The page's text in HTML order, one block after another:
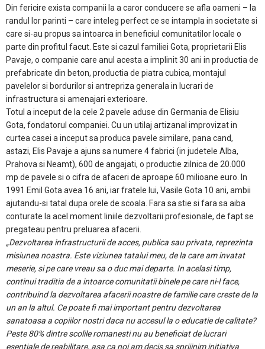
Din fericire exista companii la a caror conducere se afla oameni – la
randul lor parinti – care inteleg perfect ce se intampla in societate si
care si-au propus sa intoarca in beneficiul comunitatilor locale o
parte din profitul facut. Este si cazul familiei Gota, proprietarii Elis
Pavaje, o companie care anul acesta a implinit 30 ani in productia de
prefabricate din beton, productia de piatra cubica, montajul
pavelelor si bordurilor si antrepriza generala in lucrari de
infrastructura si amenajari exterioare.
Totul a inceput de la cele 2 pavele aduse din Germania de Elisiu
Gota, fondatorul companiei. Cu un utilaj artizanal improvizat in
curtea casei a inceput sa produca pavele similare, pana cand,
astazi, Elis Pavaje a ajuns sa numere 4 fabrici (in judetele Alba,
Prahova si Neamt), 600 de angajati, o productie zilnica de 20.000
mp de pavele si o cifra de afaceri de aproape 60 milioane euro. In
1991 Emil Gota avea 16 ani, iar fratele lui, Vasile Gota 10 ani, ambii
ajutandu-si tatal dupa orele de scoala. Fara sa stie si fara sa aiba
conturate la acel moment liniile dezvoltarii profesionale, de fapt se
pregateau pentru preluarea afacerii.
„Dezvoltarea infrastructurii de acces, publica sau privata, reprezinta
misiunea noastra. Este viziunea tatalui meu, de la care am invatat
meserie, si pe care vreau sa o duc mai departe. In acelasi timp,
continui traditia de a intoarce comunitatii binele pe care ni-l face,
contribuind la dezvoltarea afacerii noastre de familie care creste de la
un an la altul. Ce poate fi mai important pentru dezvoltarea
sanatoasa a copiilor nostri daca nu accesul la o educatie de calitate?
Peste 80% dintre scolile romanesti nu au beneficiat de lucrari
esentiale de reabilitare, asa ca noi am decis sa sprijinim initiativa